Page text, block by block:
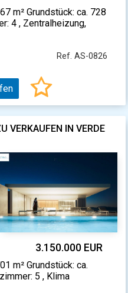
m² Grundstück: ca. 728
4 , Zentralheizung,
Ref. AS-0826
VERKAUFEN IN VERDE
3.150.000 EUR
m² Grundstück: ca.
5 , Klima